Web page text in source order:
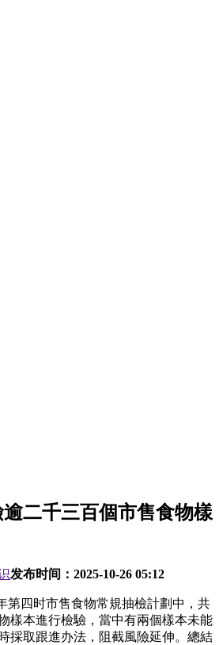
二千三百個市售食物樣
发布时间： 2025-10-26 05:12
四时市售食物常規抽檢計劃中，共
樣本進行檢驗，當中有兩個樣本未能
採取跟進办法，阻截風險延伸。總結